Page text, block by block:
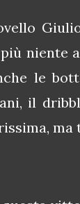
niente
le
il
ma